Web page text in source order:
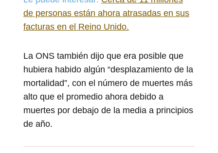
de personas están ahora atrasadas en sus
facturas en el Reino Unido.
La ONS también dijo que era posible que
hubiera habido algún “desplazamiento de la
mortalidad”, con el número de muertes más
alto que el promedio ahora debido a
muertes por debajo de la media a principios
de año.